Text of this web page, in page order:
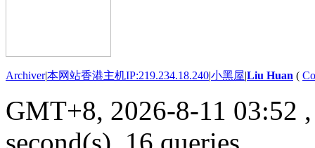
Archiver|本网站香港主机IP:219.234.18.240|小黑屋|Liu Huan (
GMT+8, 2026-8-11 03:52
second(s), 16 queries .